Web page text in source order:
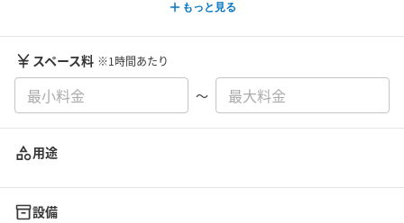
もっと見る
スペース料 ※1時間あたり
〜
用途
設備